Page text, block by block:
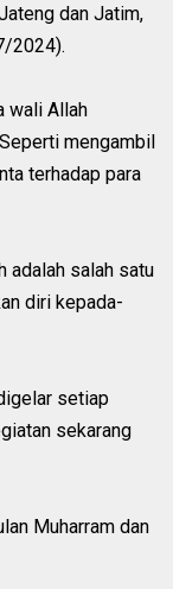
dan Jatim,
2024).
wali Allah
mengambil
terhadap para
adalah salah satu
diri kepada-
setiap
sekarang
Muharram dan